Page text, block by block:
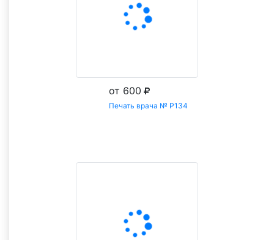
от 600
Печать врача № Р134